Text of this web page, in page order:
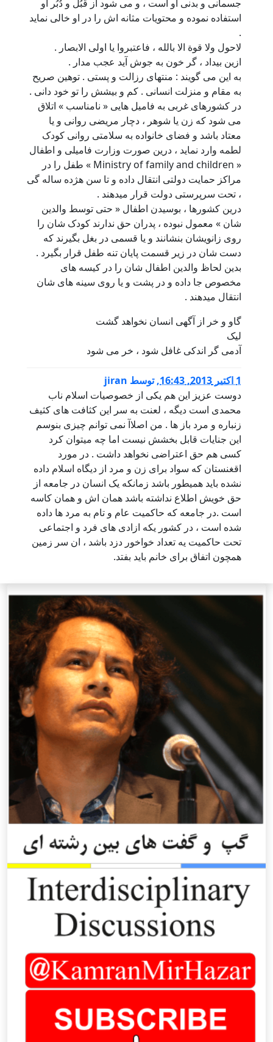
جسمانی و بدنی او است ، و می شود از قُبُل و دُبُر او
استفاده نموده و محتویات مثانه اش را در او خالی نماید
.
لاحول ولا قوة الا بالله ، فاعتبروا یا اولی الابصار .
ازین بیداد ، گر خون به جوش آید عجب مدار .
به این می گویند : منتهای رزالت و پستی . توهین صریح
به مقام و منزلت انسانی . کم و بیشش را تو خود دانی .
در کشورهای غربی به فامیل هایی « نامناسب » اتلاق
می شود که زن یا شوهر ، دچار مریضی روانی و یا
معتاد باشد و فضای خانواده به سلامتی روانی کودک
لطمه وارد نماید ، درین صورت وزارت فامیلی و اطفال
« Ministry of family and children » طفل را در
مراکز حمایت دولتی انتقال داده و تا سن هژده ساله گی
، تحت سرپرستی دولت قرار میدهند .
درین کشورها ، بوسیدن اطفال « حتی توسط والدین
شان » معمول نبوده ، پدران حق ندارند کودک شان را
روی زانویشان بنشانند و یا قسمی در بغل بگیرند که
دست شان در زیر قسمت پایان تنه طفل قرار بگیرد .
بدین لحاظ والدین اطفال شان را در کیسه های
مخصوص جا داده و در پشت و یا روی سینه های شان
انتقال میدهند .
گاو و خر از آگهی انسان نخواهد گشت
لیک
آدمی گر اندکی غافل شود ، خر می شود
1 اكتبر 2013, 16:43 ,توسط jiran
دوست عزیز این هم یکی از خصوصیات اسلام ناب
محمدی است دیگه ، لعنت به سر این کثافت های کثیف
زنباره و مرد باز ها . من اصلاآ نمی توانم چیزی بنوسم
این جنایات قابل بخشش نیست اما چه میتوان کرد
کسی هم حق اعتراضی نخواهد داشت . در مورد
اقغنستان که سواد برای زن و مرد از دیگاه اسلام داده
نشده باید همیطور باشد زمانکه یک انسان در جامعه از
حق خویش اطلاع نداشته باشد همان اش و همان کاسه
است .در جامعه که حاکمیت عام و تام به مرد ها داده
شده است ، در کشور یکه ازادی های فرد و اجتماعی
تحت حاکمیت یه تعداد خواخور دزد باشد ، ان سر زمین
همچون اتفاق برای خانم باید بفتد.